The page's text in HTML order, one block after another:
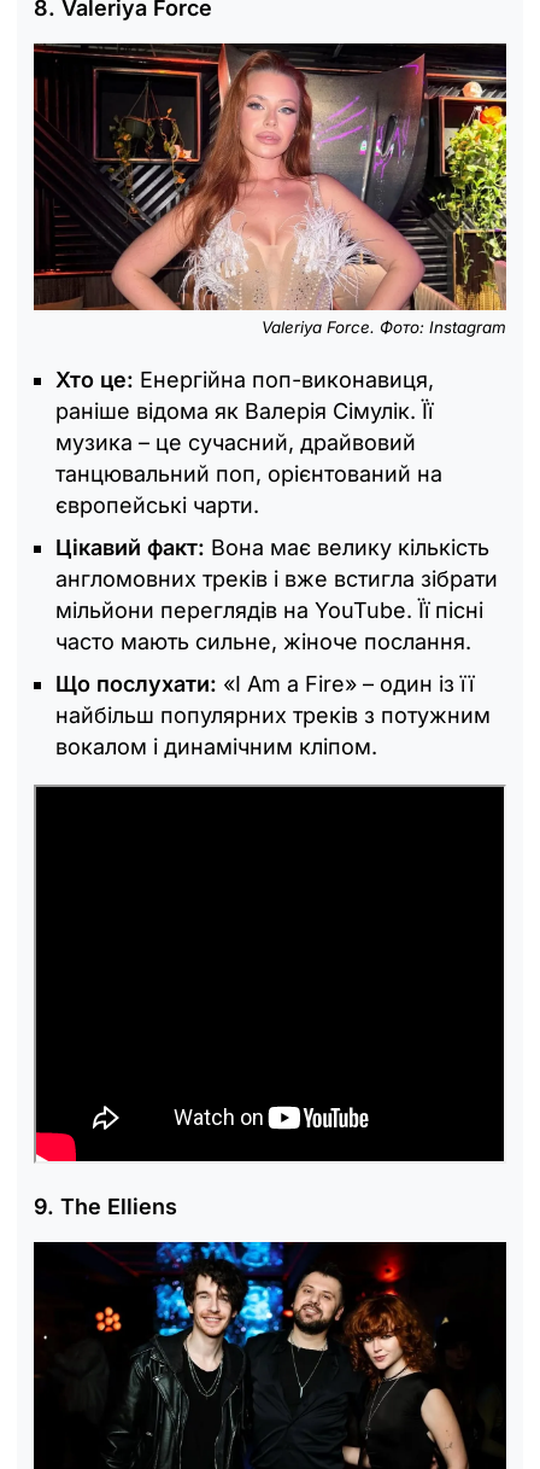
8. Valeriya Force
Valeriya Force. Фото: Instagram
Хто це: Енергійна поп-виконавиця,
раніше відома як Валерія Сімулік. Її
музика – це сучасний, драйвовий
танцювальний поп, орієнтований на
європейські чарти.
Цікавий факт: Вона має велику кількість
англомовних треків і вже встигла зібрати
мільйони переглядів на YouTube. Її пісні
часто мають сильне, жіноче послання.
Що послухати: «I Am a Fire» – один із її
найбільш популярних треків з потужним
вокалом і динамічним кліпом.
9. The Elliens